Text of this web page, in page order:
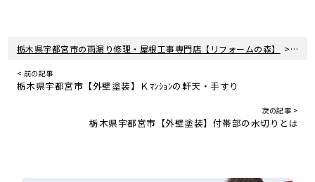
栃木県宇都宮市の雨漏り修理・屋根工事専門店【リフォームの森】 > 新着
< 前の記事
栃木県宇都宮市【外壁塗装】Ｋﾏﾝｼｮﾝの軒天・手すり
次の記事 >
栃木県宇都宮市【外壁塗装】付帯部の水切りとは